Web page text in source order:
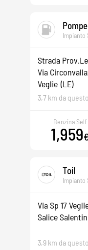
Impianto
Strada
Via
Veglie (LE)
3,7 km da
Benzina Self
1,959€
Toil
Impianto
Via Sp 17
Salice
3,9 km da